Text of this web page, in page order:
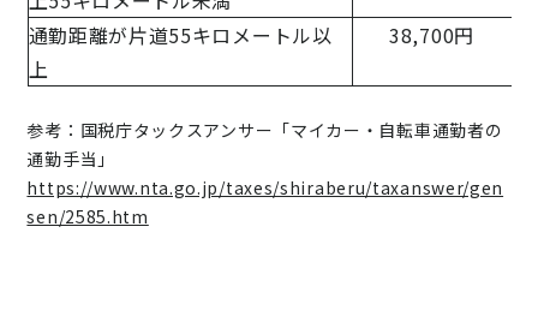
通勤距離が片道55キロメートル以
上
38,700円
参考：国税庁タックスアンサー「マイカー・自転車通勤者の
通勤手当」
https://www.nta.go.jp/taxes/shiraberu/taxanswer/gen
sen/2585.htm